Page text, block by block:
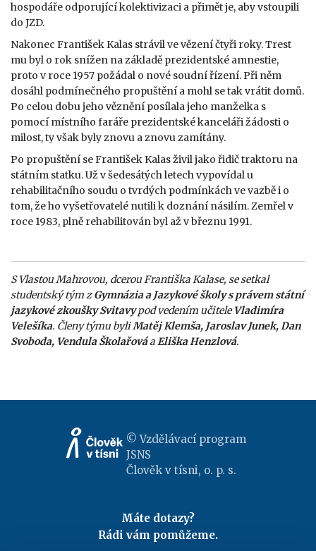
hospodáře odporující kolektivizaci a přimět je, aby vstoupili
do JZD.
Nakonec František Kalas strávil ve vězení čtyři roky. Trest
mu byl o rok snížen na základě prezidentské amnestie,
proto v roce 1957 požádal o nové soudní řízení. Při něm
dosáhl podmínečného propuštění a mohl se tak vrátit domů.
Po celou dobu jeho věznění posílala jeho manželka s
pomocí místního faráře prezidentské kanceláři žádosti o
milost, ty však byly znovu a znovu zamítány.
Po propuštění se František Kalas živil jako řidič traktoru na
státním statku. Už v šedesátých letech vypovídal u
rehabilitačního soudu o tvrdých podmínkách ve vazbě i o
tom, že ho vyšetřovatelé nutili k doznání násilím. Zemřel v
roce 1983, plně rehabilitován byl až v březnu 1991.
S Vlastou Mahrovou, dcerou Františka Kalase, se setkal
studentský tým zGymnázia a Jazykové školy s právem státní
jazykové zkoušky Svitavypod vedením učiteleVladimíra
Velešíka. Členy týmu byliMatěj Klemša, Jaroslav Junek, Dan
Svoboda, Vendula ŠkolařováaEliška Henzlová.
© Vzdělávací program
JSNS
Člověk v tísni, o. p. s.
Máte dotazy?
Rádi vám pomůžeme.